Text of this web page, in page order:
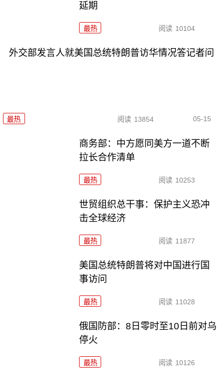
延期
最热 阅读 10104
外交部发言人就美国总统特朗普访华情况答记者问
最热 阅读 13854 05-15
商务部：中方愿同美方一道不断
拉长合作清单
最热 阅读 10253
世贸组织总干事：保护主义恐冲
击全球经济
最热 阅读 11877
美国总统特朗普将对中国进行国
事访问
最热 阅读 11028
俄国防部：8日零时至10日前对乌
停火
最热 阅读 10126